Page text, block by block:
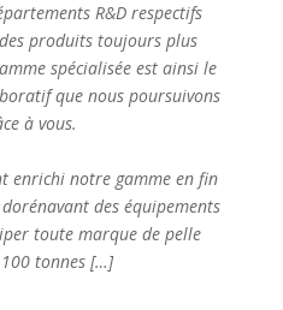
R&D respectifs
produits toujours plus
spécialisée est ainsi le
que nous poursuivons
à vous.
enrichi notre gamme en fin
des équipements
toute marque de pelle
100 tonnes […]